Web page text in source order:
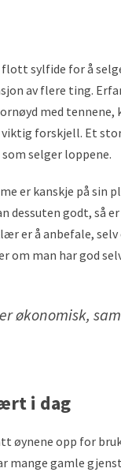
sylfide for å
av flere ting.
med tennene,
viktig forskjell. Et
selger loppene.
er kanskje på sin
dessuten godt, så
er å anbefale, selv
om man har god
økonomisk,
i dag
øynene opp for
mange gamle